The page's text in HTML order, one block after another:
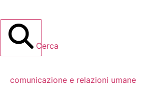
Cerca
comunicazione e relazioni umane